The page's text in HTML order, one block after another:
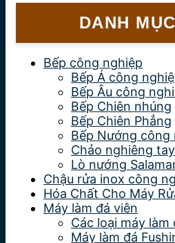
DANH
Bếp công nghiệp
Bếp Á công
Bếp Âu công
Bếp Chiên nhúng
Bếp Chiên Phẳng
Bếp Nướng công
Chảo nghiêng
Lò nướng
Chậu rửa inox công
Hóa Chất Cho Máy
Máy làm đá viên
Các loại máy làm
Máy làm đá